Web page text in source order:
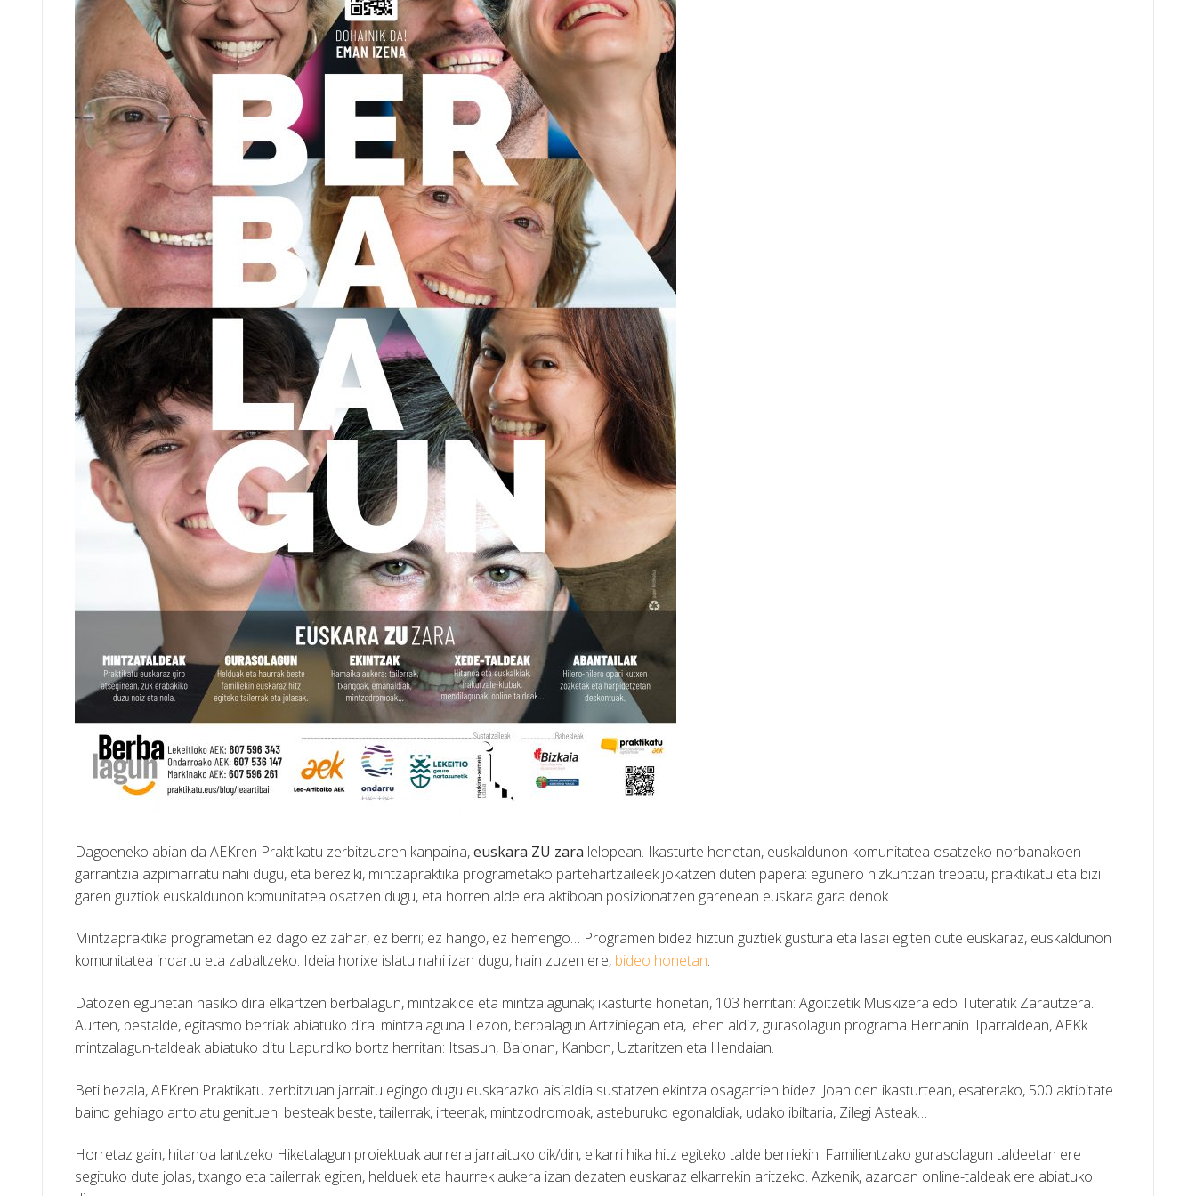
Dagoeneko abian da AEKren Praktikatu zerbitzuaren kanpaina,euskara ZU zara lelopean. Ikasturte honetan, euskaldunon komunitatea osatzeko norbanakoen
garrantzia azpimarratu nahi dugu, eta bereziki, mintzapraktika programetako partehartzaileek jokatzen duten papera: egunero hizkuntzan trebatu, praktikatu eta bizi
garen guztiok euskaldunon komunitatea osatzen dugu, eta horren alde era aktiboan posizionatzen garenean euskara gara denok.
Mintzapraktika programetan ez dago ez zahar, ez berri; ez hango, ez hemengo… Programen bidez hiztun guztiek gustura eta lasai egiten dute euskaraz, euskaldunon
komunitatea indartu eta zabaltzeko. Ideia horixe islatu nahi izan dugu, hain zuzen ere, bideo honetan.
Datozen egunetan hasiko dira elkartzen berbalagun, mintzakide eta mintzalagunak; ikasturte honetan, 103 herritan: Agoitzetik Muskizera edo Tuteratik Zarautzera.
Aurten, bestalde, egitasmo berriak abiatuko dira: mintzalaguna Lezon, berbalagun Artziniegan eta, lehen aldiz, gurasolagun programa Hernanin. Iparraldean, AEKk
mintzalagun-taldeak abiatuko ditu Lapurdiko bortz herritan: Itsasun, Baionan, Kanbon, Uztaritzen eta Hendaian.
Beti bezala, AEKren Praktikatu zerbitzuan jarraitu egingo dugu euskarazko aisialdia sustatzen ekintza osagarrien bidez. Joan den ikasturtean, esaterako, 500 aktibitate
baino gehiago antolatu genituen: besteak beste, tailerrak, irteerak, mintzodromoak, asteburuko egonaldiak, udako ibiltaria, Zilegi Asteak…
Horretaz gain, hitanoa lantzeko Hiketalagun proiektuak aurrera jarraituko dik/din, elkarri hika hitz egiteko talde berriekin. Familientzako gurasolagun taldeetan ere
segituko dute jolas, txango eta tailerrak egiten, helduek eta haurrek aukera izan dezaten euskaraz elkarrekin aritzeko. Azkenik, azaroan online-taldeak ere abiatuko